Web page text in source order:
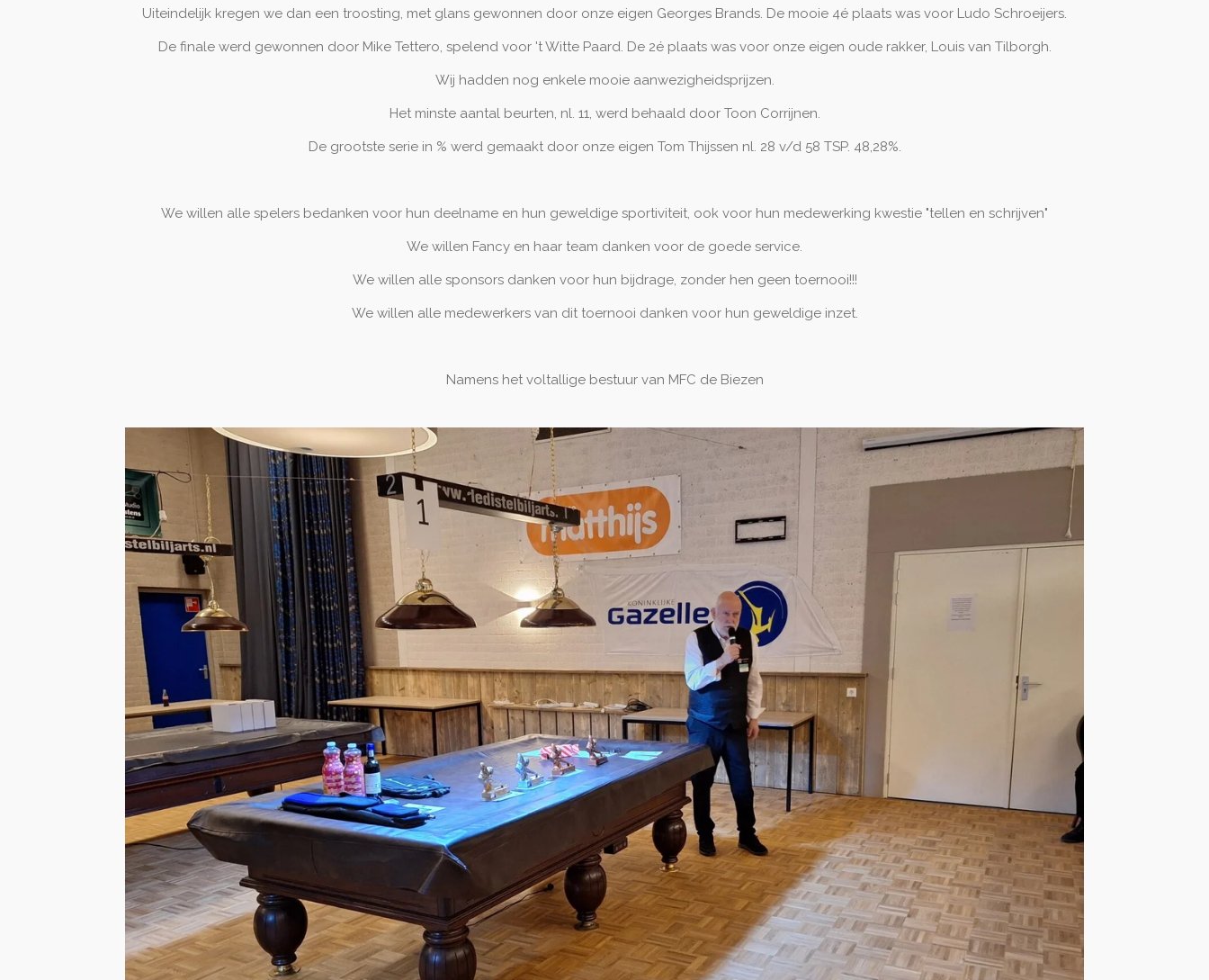
Uiteindelijk kregen we dan een troosting, met glans gewonnen door onze eigen Georges Brands. De mooie 4é plaats was voor Ludo Schroeijers.
De finale werd gewonnen door Mike Tettero, spelend voor 't Witte Paard. De 2é plaats was voor onze eigen oude rakker, Louis van Tilborgh.
Wij hadden nog enkele mooie aanwezigheidsprijzen.
Het minste aantal beurten, nl. 11, werd behaald door Toon Corrijnen.
De grootste serie in % werd gemaakt door onze eigen Tom Thijssen nl. 28 v/d 58 TSP. 48,28%.
We willen alle spelers bedanken voor hun deelname en hun geweldige sportiviteit, ook voor hun medewerking kwestie "tellen en schrijven"
We willen Fancy en haar team danken voor de goede service.
We willen alle sponsors danken voor hun bijdrage, zonder hen geen toernooi!!!
We willen alle medewerkers van dit toernooi danken voor hun geweldige inzet.
Namens het voltallige bestuur van MFC de Biezen